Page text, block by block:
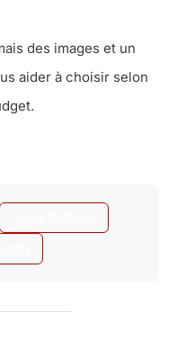
des images et un
aider à choisir selon